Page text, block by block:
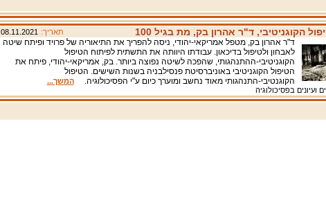
הקוגניטיבי, ד"ר אהרון בק, מת בגיל 100 תאריך: 08.11.2021
ד"ר אהרון בק, מטפל אמריקאי-יהודי, ניסה להפריך את התיאוריה של פרויד ופיתח שיטה
לאבחון ולטיפול בדיכאון. עבודתו היוותה את התשתית לפיתוח הטיפול
הקוגניטיבי-ההתנהגותי, שהפכה לשיטה נפוצה ביותר. בק, אמריקאי-יהודי, פיתח את
הטיפול הקוגניטיבי באוניברסיטת פנסילבניה בשנות השישים. הטיפול
הקוגנטיבי-התנהגותי מאוד נחשב ומוערך כיום ע"י הפסיכולוגיה.המשך...
ועיונים בפסיכולוגיה